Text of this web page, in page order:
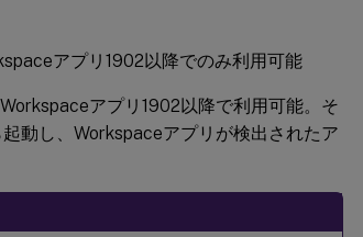
アプリ1902以降でのみ利用可能
アプリ1902以降で利用可能。そ
動し、Workspaceアプリが検出されたア